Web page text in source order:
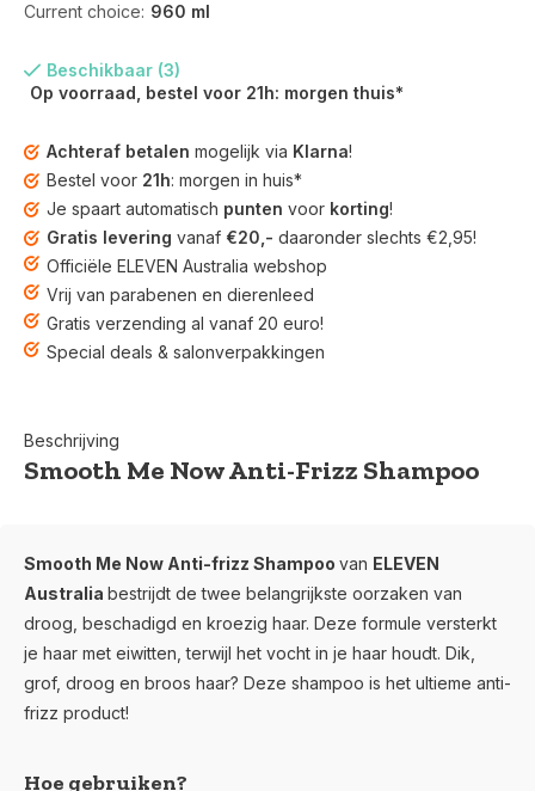
Current choice: 960 ml
Beschikbaar (3)
Op voorraad, bestel voor 21h: morgen thuis*
Achteraf betalen mogelijk via Klarna!
Bestel voor 21h: morgen in huis*
Je spaart automatisch punten voor korting!
Gratis levering vanaf €20,- daaronder slechts €2,95!
Officiële ELEVEN Australia webshop
Vrij van parabenen en dierenleed
Gratis verzending al vanaf 20 euro!
Special deals & salonverpakkingen
Beschrijving
Smooth Me Now Anti-Frizz Shampoo
Smooth Me Now Anti-frizz Shampoo van ELEVEN
Australia bestrijdt de twee belangrijkste oorzaken van
droog, beschadigd en kroezig haar. Deze formule versterkt
je haar met eiwitten, terwijl het vocht in je haar houdt. Dik,
grof, droog en broos haar? Deze shampoo is het ultieme anti-
frizz product!
Hoe gebruiken?